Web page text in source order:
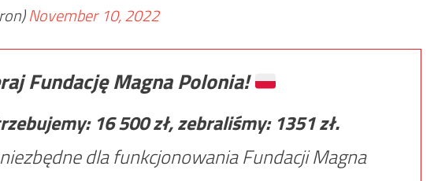
November 10, 2022
Fundację Magna Polonia!
16 500zł, zebraliśmy: 1351zł.
dla funkcjonowania Fundacji Magna